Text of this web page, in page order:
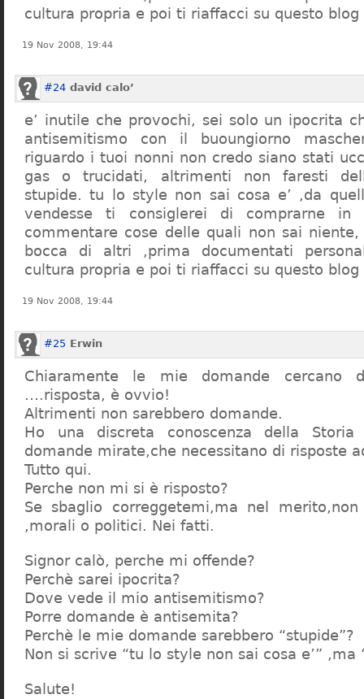
cultura propria e poi ti riaffacci su questo blog
19 Nov 2008, 19:44
#24 david calo’
e’ inutile che provochi, sei solo un ipocrita
antisemitismo con il buoungiorno
riguardo i tuoi nonni non credo siano stati
gas o trucidati, altrimenti non faresti
stupide. tu lo style non sai cosa e’ ,da
vendesse ti consiglerei di comprarne in
commentare cose delle quali non sai
bocca di altri ,prima documentati
cultura propria e poi ti riaffacci su questo blog
19 Nov 2008, 19:44
#25 Erwin
Chiaramente le mie domande cercano
….risposta, è ovvio!
Altrimenti non sarebbero domande.
Ho una discreta conoscenza della
domande mirate,che necessitano di risposte
Tutto qui.
Perche non mi si è risposto?
Se sbaglio correggetemi,ma nel
,morali o politici. Nei fatti.
Signor calò, perche mi offende?
Perchè sarei ipocrita?
Dove vede il mio antisemitismo?
Porre domande è antisemita?
Perchè le mie domande sarebbero “stupide”?
Non si scrive “tu lo style non sai cosa e’” ,ma
Salute!